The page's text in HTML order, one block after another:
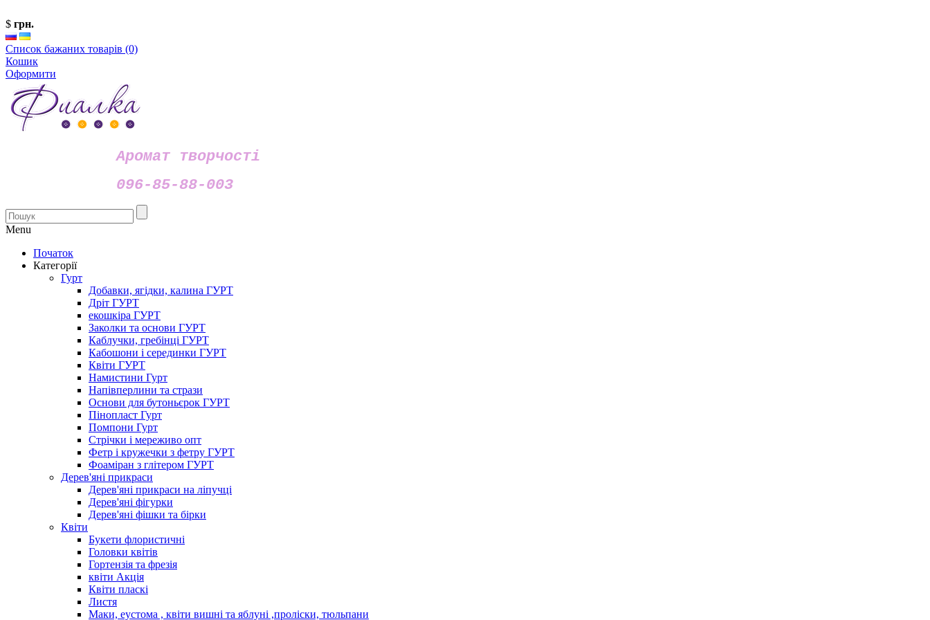
$ грн.
Список бажаних товарів (0)
Кошик
Оформити
Аромат творчості
096-85-88-003
Menu
Початок
Категорії
Гурт
Добавки, ягідки, калина ГУРТ
Дріт ГУРТ
екошкіра ГУРТ
Заколки та основи ГУРТ
Каблучки, гребінці ГУРТ
Кабошони і серединки ГУРТ
Квіти ГУРТ
Намистини Гурт
Напівперлини та стрази
Основи для бутоньєрок ГУРТ
Пінопласт Гурт
Помпони Гурт
Стрічки і мереживо опт
Фетр і кружечки з фетру ГУРТ
Фоаміран з глітером ГУРТ
Дерев'яні прикраси
Дерев'яні прикраси на ліпучці
Дерев'яні фігурки
Дерев'яні фішки та бірки
Квіти
Букети флористичні
Головки квітів
Гортензія та фрезія
квіти Акція
Квіти пласкі
Листя
Маки, еустома , квіти вишні та яблуні ,проліски, тюльпани